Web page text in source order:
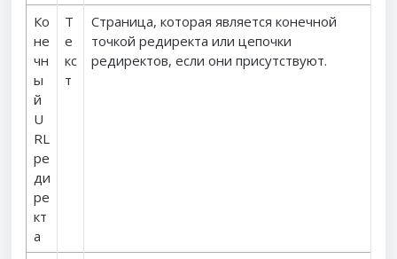
Ко
не
чн
ы
й
U
RL
ре
ди
ре
кт
а
Т
е
кс
т
Страница, которая является конечной
точкой редиректа или цепочки
редиректов, если они присутствуют.